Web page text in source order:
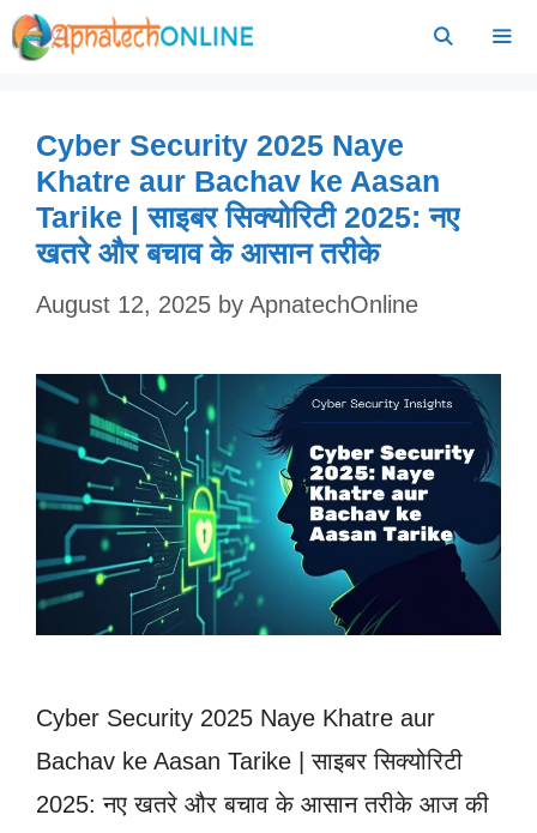
Skip
Cyber Security 2025 Naye
Khatre aur Bachav ke Aasan
Tarike | साइबर सिक्योरिटी 2025: नए
खतरे और बचाव के आसान तरीके
August 12, 2025 by ApnatechOnline
Cyber Security 2025 Naye Khatre aur
Bachav ke Aasan Tarike | साइबर सिक्योरिटी
2025: नए खतरे और बचाव के आसान तरीके आज की